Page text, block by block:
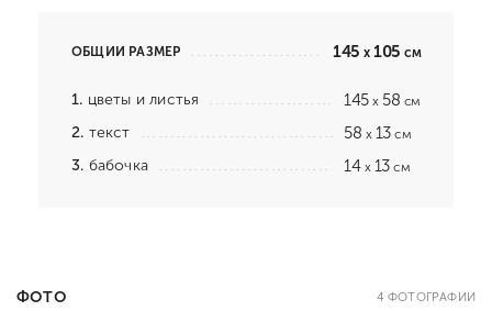
ОБЩИЙ РАЗМЕР 145 x105 см
1. цветы и листья 145 x 58 см
2. текст 58 x 13 см
3. бабочка 14 x 13 см
ФОТО 4 ФОТОГРАФИИ